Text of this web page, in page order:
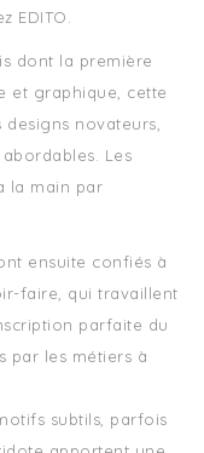
EDITO.
dont la première
et graphique, cette
novateurs,
Les
la main par
ensuite confiés à
faire, qui travaillent
parfaite du
par les métiers à
subtils, parfois